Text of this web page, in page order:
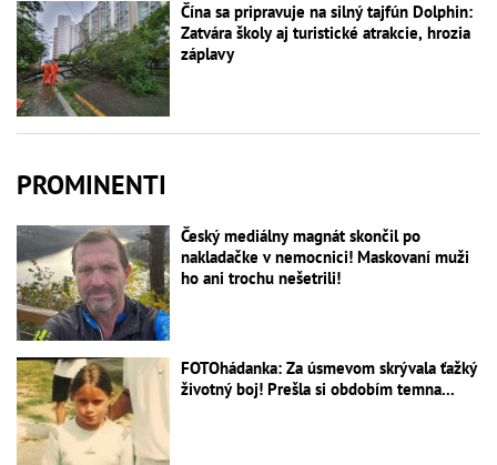
Čína sa pripravuje na silný tajfún Dolphin:
Zatvára školy aj turistické atrakcie, hrozia
záplavy
PROMINENTI
Český mediálny magnát skončil po
nakladačke v nemocnici! Maskovaní muži
ho ani trochu nešetrili!
FOTOhádanka: Za úsmevom skrývala ťažký
životný boj! Prešla si obdobím temna...